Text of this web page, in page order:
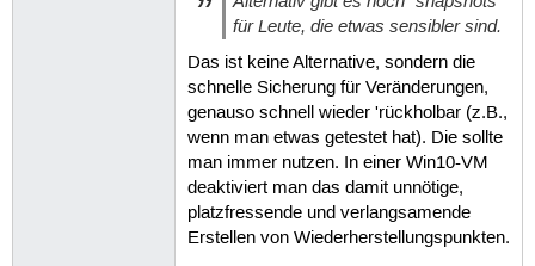
für Leute, die etwas sensibler sind.
Das ist keine Alternative, sondern die
schnelle Sicherung für Veränderungen,
genauso schnell wieder 'rückholbar (z.B.,
wenn man etwas getestet hat). Die sollte
man immer nutzen. In einer Win10-VM
deaktiviert man das damit unnötige,
platzfressende und verlangsamende
Erstellen von Wiederherstellungspunkten.